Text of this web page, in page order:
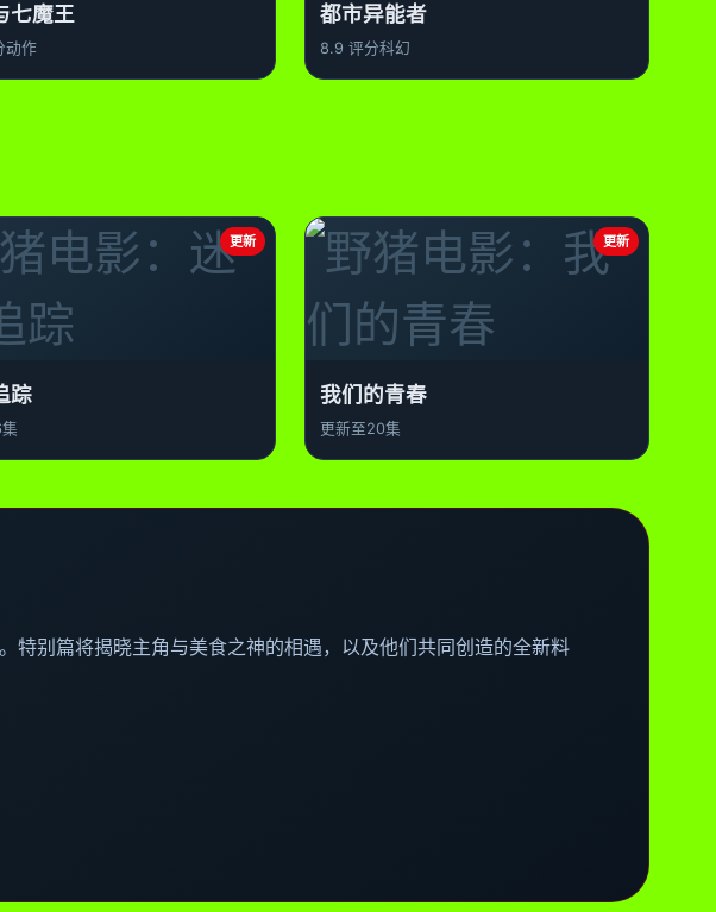
七魔王
动作
都市异能者
8.9 评分科幻
更新
踪
更新
我们的青春
更新至20集
特别篇将揭晓主角与美食之神的相遇，以及他们共同创造的全新料